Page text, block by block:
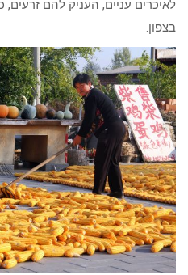
לאיכרים עניים, העניק להם
בצפון.